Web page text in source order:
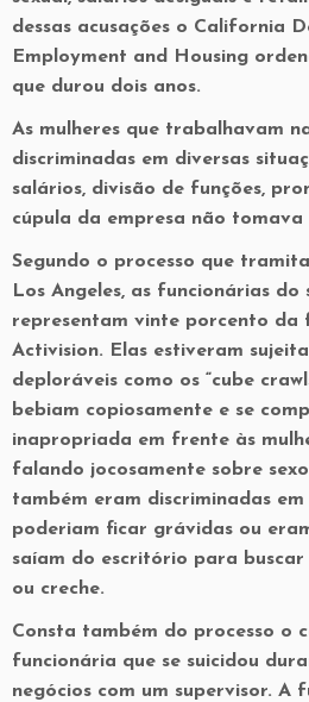
dessas acusações o California
Employment and Housing
que durou dois anos.
As mulheres que trabalhavam
discriminadas em diversas
salários, divisão de funções,
cúpula da empresa não tomava
Segundo o processo que
Los Angeles, as funcionárias do
representam vinte porcento
Activision. Elas estiveram
deploráveis como os “cube
bebiam copiosamente e se
inapropriada em frente às
falando jocosamente sobre
também eram discriminadas
poderiam ficar grávidas ou
saíam do escritório para buscar
ou creche.
Consta também do processo o
funcionária que se suicidou
negócios com um supervisor. A